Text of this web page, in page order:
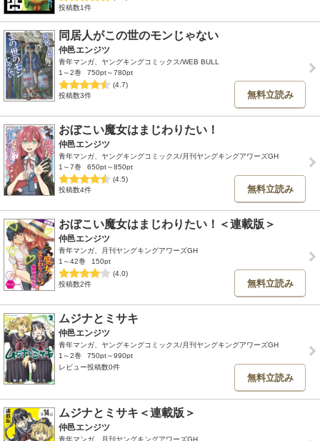
投稿数1件
同居人がこの世のモンじゃない
仲邑エンジツ
青年マンガ、ヤングキングコミックス/WEB BULL
1～2巻
750pt～780pt
(4.7)
投稿数3件
無料立読み
おぼこい魔女はまじわりたい！
仲邑エンジツ
青年マンガ、ヤングキングコミックス/月刊ヤングキングアワーズGH
1～7巻
650pt～850pt
(4.5)
投稿数4件
無料立読み
おぼこい魔女はまじわりたい！＜連載版＞
仲邑エンジツ
青年マンガ、月刊ヤングキングアワーズGH
1～42巻
150pt
(4.0)
投稿数2件
無料立読み
ムジナとミサキ
仲邑エンジツ
青年マンガ、ヤングキングコミックス/月刊ヤングキングアワーズGH
1～2巻
750pt～990pt
レビュー投稿数0件
無料立読み
ムジナとミサキ＜連載版＞
仲邑エンジツ
青年マンガ、月刊ヤングキングアワーズGH